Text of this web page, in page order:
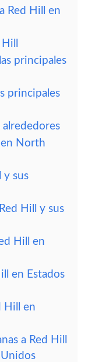
Red Hill en
principales
principales
alrededores
North
y sus
Hill y sus
Hill en
en Estados
Hill en
a Red Hill